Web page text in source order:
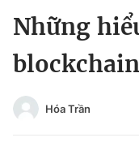
Chuyên mục
Chào ngày mới
Đổi mật khẩu
Tin đã lưu
Những
blockchain
Hóa Trần